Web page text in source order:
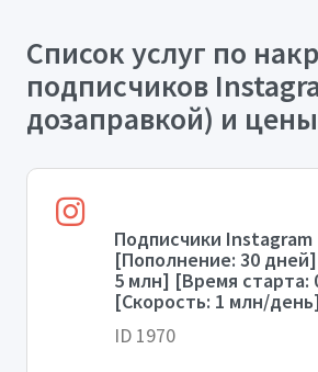
Список услуг по
подписчиков
дозаправкой) и цены
Подписчики Instagram
[Пополнение: 30
5 млн] [Время старта:
[Скорость: 1 млн/
ID 1970